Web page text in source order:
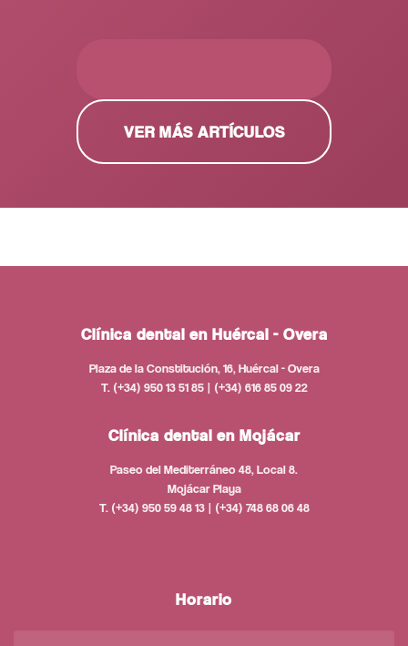
VER MÁS ARTÍCULOS
Clínica dental en Huércal - Overa
Plaza de la Constitución, 16, Huércal - Overa
T. (+34) 950 13 51 85 | (+34) 616 85 09 22
Clínica dental en Mojácar
Paseo del Mediterráneo 48, Local 8.
Mojácar Playa
T. (+34) 950 59 48 13 | (+34) 748 68 06 48
Horario